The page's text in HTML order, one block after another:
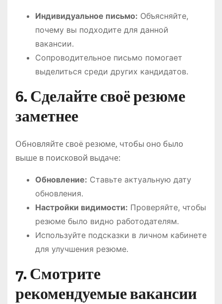
Индивидуальное письмо: Объясняйте,
почему вы подходите для данной
вакансии.
Сопроводительное письмо помогает
выделиться среди других кандидатов.
6. Сделайте своё резюме
заметнее
Обновляйте своё резюме, чтобы оно было
выше в поисковой выдаче:
Обновление: Ставьте актуальную дату
обновления.
Настройки видимости: Проверяйте, чтобы
резюме было видно работодателям.
Используйте подсказки в личном кабинете
для улучшения резюме.
7. Смотрите
рекомендуемые вакансии